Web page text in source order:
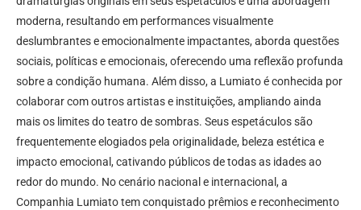
moderna, resultando em performances visualmente
deslumbrantes e emocionalmente impactantes, aborda questões
sociais, políticas e emocionais, oferecendo uma reflexão profunda
sobre a condição humana. Além disso, a Lumiato é conhecida por
colaborar com outros artistas e instituições, ampliando ainda
mais os limites do teatro de sombras. Seus espetáculos são
frequentemente elogiados pela originalidade, beleza estética e
impacto emocional, cativando públicos de todas as idades ao
redor do mundo. No cenário nacional e internacional, a
Companhia Lumiato tem conquistado prêmios e reconhecimento